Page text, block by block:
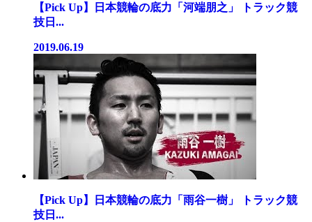
【Pick Up】日本競輪の底力「河端朋之」 トラック競
技日...
2019.06.19
【Pick Up】日本競輪の底力「雨谷一樹」 トラック競
技日...